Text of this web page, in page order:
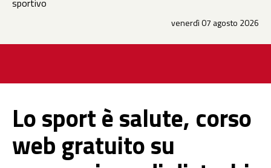
sportivo
venerdì 07 agosto 2026
Lo sport è salute, corso
web gratuito su